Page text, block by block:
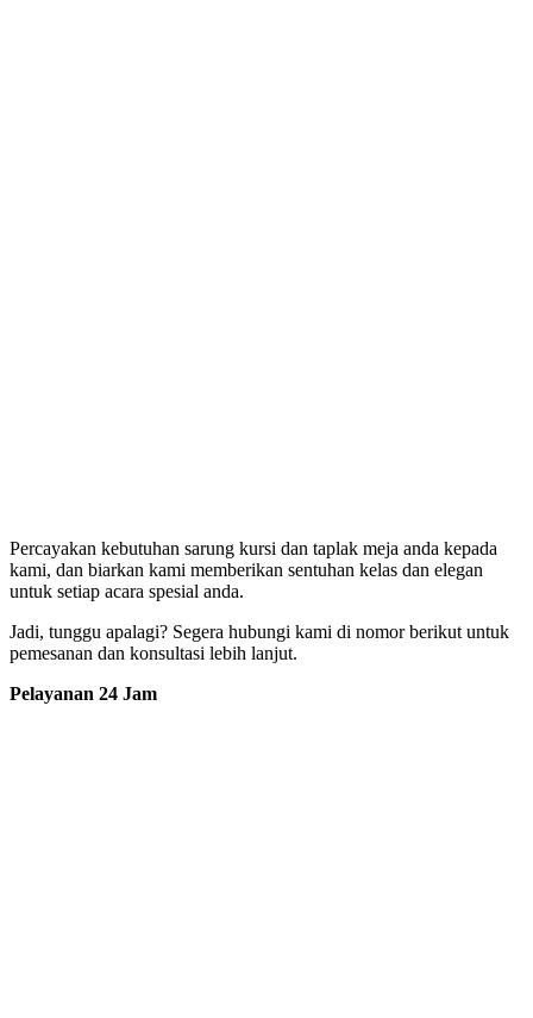
Percayakan kebutuhan sarung kursi dan taplak meja anda kepada
kami, dan biarkan kami memberikan sentuhan kelas dan elegan
untuk setiap acara spesial anda.
Jadi, tunggu apalagi? Segera hubungi kami di nomor berikut untuk
pemesanan dan konsultasi lebih lanjut.
Pelayanan 24 Jam